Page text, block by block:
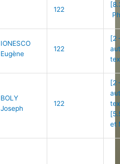
122
IONESCO
Eugène
122
[2
BOLY
Joseph
122
[2
et